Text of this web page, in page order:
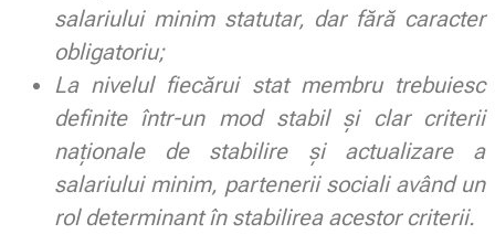
salariului minim statutar, dar fără caracter
obligatoriu;
La nivelul fiecărui stat membru trebuiesc
definite într-un mod stabil și clar criterii
naționale de stabilire și actualizare a
salariului minim, partenerii sociali având un
rol determinant în stabilirea acestor criterii.